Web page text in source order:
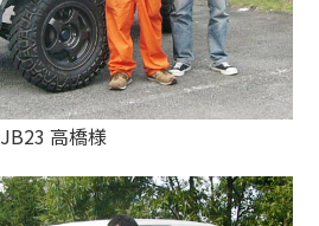
JB23 高橋様